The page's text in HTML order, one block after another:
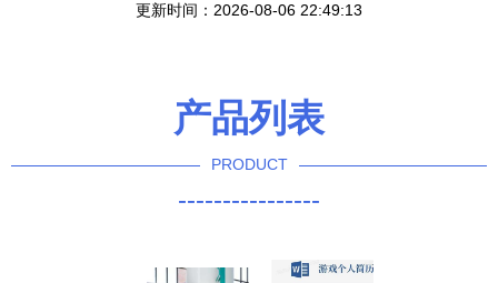
更新时间：2026-08-06 22:49:13
产品列表
PRODUCT
----------------